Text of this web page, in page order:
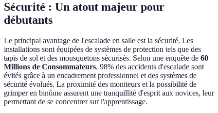
Sécurité : Un atout majeur pour
débutants
Le principal avantage de l'escalade en salle est la sécurité. Les
installations sont équipées de systèmes de protection tels que des
tapis de sol et des mousquetons sécurisés. Selon une enquête de 60
Millions de Consommateurs, 98% des accidents d'escalade sont
évités grâce à un encadrement professionnel et des systèmes de
sécurité évolués. La proximité des moniteurs et la possibilité de
grimper en binôme assurent une tranquillité d'esprit aux novices, leur
permettant de se concentrer sur l'apprentissage.